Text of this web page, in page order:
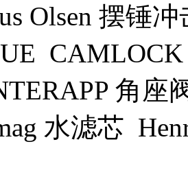
Olsen 摆锤
角座
水滤芯